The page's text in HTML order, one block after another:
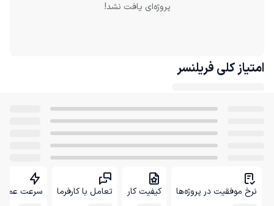
پروژه‌ای یافت نشد!
امتیاز کلی فریلنسر
نرخ موفقیت در پروژه‌ها کیفیت کار تعامل با کارفرما سرعت عمل